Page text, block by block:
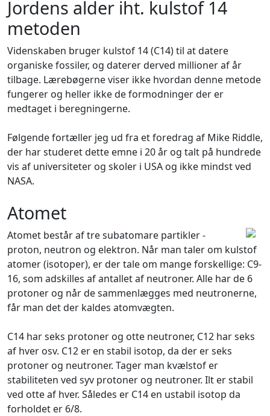
Jordens alder iht. kulstof 14
metoden
Videnskaben bruger kulstof 14 (C14) til at datere
organiske fossiler, og daterer derved millioner af år
tilbage. Lærebøgerne viser ikke hvordan denne metode
fungerer og heller ikke de formodninger der er
medtaget i beregningerne.
Følgende fortæller jeg ud fra et foredrag af Mike Riddle,
der har studeret dette emne i 20 år og talt på hundrede
vis af universiteter og skoler i USA og ikke mindst ved
NASA.
Atomet
Atomet består af tre subatomare partikler -
proton, neutron og elektron. Når man taler om kulstof
atomer (isotoper), er der tale om mange forskellige: C9-
16, som adskilles af antallet af neutroner. Alle har de 6
protoner og når de sammenlægges med neutronerne,
får man det der kaldes atomvægten.
C14 har seks protoner og otte neutroner, C12 har seks
af hver osv. C12 er en stabil isotop, da der er seks
protoner og neutroner. Tager man kvælstof er
stabiliteten ved syv protoner og neutroner. Ilt er stabil
ved otte af hver. Således er C14 en ustabil isotop da
forholdet er 6/8.